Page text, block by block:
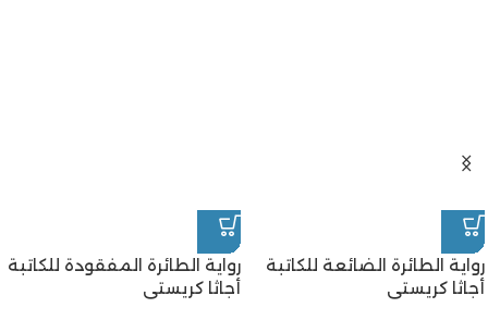
رواية الطائرة الضائعة للكاتبة
أجاثا كريستى
رواية الطائرة المفقودة للكاتبة
أجاثا كريستى